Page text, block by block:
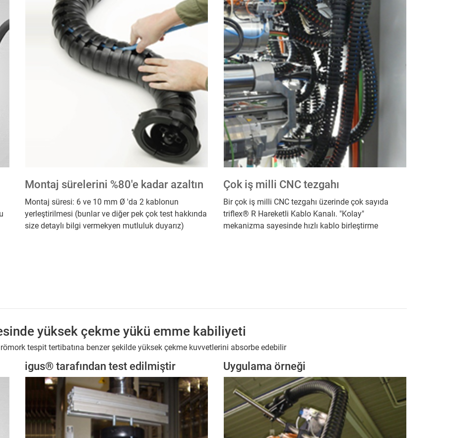
Montaj sürelerini %80'e kadar azaltın
Montaj süresi: 6 ve 10 mm Ø 'da 2 kablonun
yerleştirilmesi (bunlar ve diğer pek çok test hakkında
size detaylı bilgi vermekyen mutluluk duyarız)
Çok iş milli CNC tezgahı
Bir çok iş milli CNC tezgahı üzerinde çok sayıda
triflex® R Hareketli Kablo Kanalı. "Kolay"
mekanizma sayesinde hızlı kablo birleştirme
yüksek çekme yükü emme kabiliyeti
tespit tertibatına benzer şekilde yüksek çekme kuvvetlerini absorbe edebilir
igus® tarafından test edilmiştir Uygulama örneği